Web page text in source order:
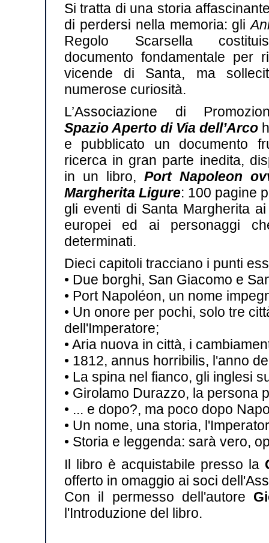
Si tratta di una storia
di perdersi nella memoria: gli
Regolo Scarsella
documento fondamentale per
vicende di Santa, ma
numerose curiosità.
L’Associazione di
Spazio Aperto di Via dell’Arco
e pubblicato un documento
ricerca in gran parte inedita,
in un libro, Port Napoleon
Margherita Ligure: 100 pagine
gli eventi di Santa Margherita
europei ed ai personaggi
determinati.
Dieci capitoli tracciano i punti
• Due borghi, San Giacomo e
• Port Napoléon, un nome
• Un onore per pochi, solo tre
dell'Imperatore;
• Aria nuova in città, i
• 1812, annus horribilis, l'anno
• La spina nel fianco, gli inglesi
• Girolamo Durazzo, la persona
• ... e dopo?, ma poco dopo
• Un nome, una storia,
• Storia e leggenda: sarà vero,
Il libro è acquistabile presso la
offerto in omaggio ai soci
Con il permesso dell'autore
l'Introduzione del libro.